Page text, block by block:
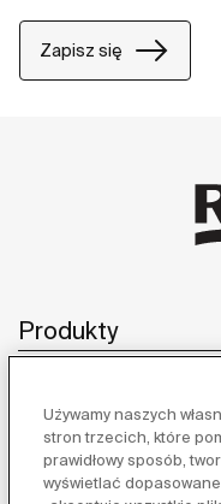
Zapisz się
Produkty
Obsługa klienta
Używamy naszych
stron trzecich, które
prawidłowy sposób,
wyświetlać